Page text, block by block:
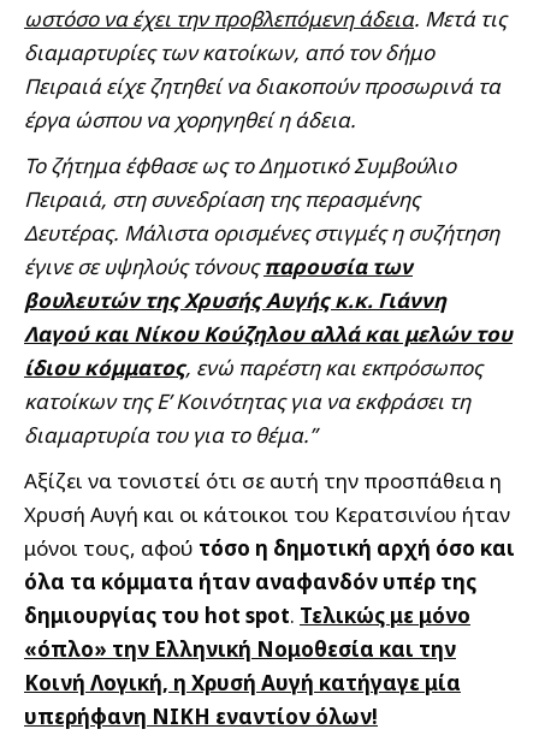
ωστόσο να έχει την προβλεπόμενη άδεια. Μετά τις
διαμαρτυρίες των κατοίκων, από τον δήμο
Πειραιά είχε ζητηθεί να διακοπούν προσωρινά τα
έργα ώσπου να χορηγηθεί η άδεια.
Το ζήτημα έφθασε ως το Δημοτικό Συμβούλιο
Πειραιά, στη συνεδρίαση της περασμένης
Δευτέρας. Μάλιστα ορισμένες στιγμές η συζήτηση
έγινε σε υψηλούς τόνουςπαρουσία των
βουλευτών της Χρυσής Αυγής κ.κ. Γιάννη
Λαγού και Νίκου Κούζηλου αλλά και μελών του
ίδιου κόμματος, ενώ παρέστη και εκπρόσωπος
κατοίκων της Ε’ Κοινότητας για να εκφράσει τη
διαμαρτυρία του για το θέμα.”
Αξίζει να τονιστεί ότι σε αυτή την προσπάθεια η
Χρυσή Αυγή και οι κάτοικοι του Κερατσινίου ήταν
μόνοι τους, αφού τόσο η δημοτική αρχή όσο και
όλα τα κόμματα ήταν αναφανδόν υπέρ της
δημιουργίας του hot spot. Τελικώς με μόνο
«όπλο» την Ελληνική Νομοθεσία και την
Κοινή Λογική, η Χρυσή Αυγή κατήγαγε μία
υπερήφανη ΝΙΚΗ εναντίον όλων!